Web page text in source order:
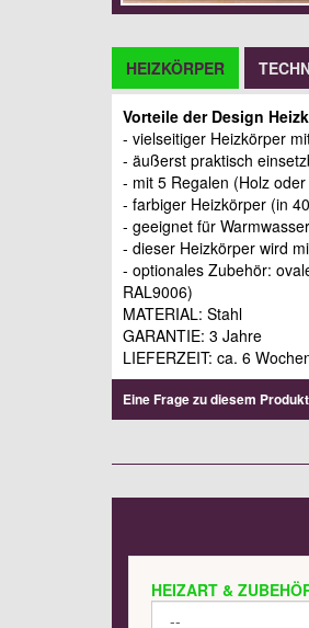
HEIZKÖRPER
Vorteile der Design
- vielseitiger Heizkörper
- äußerst praktisch
- mit 5 Regalen (Holz
- farbiger Heizkörper (in
- geeignet für
- dieser Heizkörper wird
- optionales Zubehör:
RAL9006)
MATERIAL: Stahl
GARANTIE: 3 Jahre
LIEFERZEIT: ca. 6
Eine Frage zu diesem
HEIZART &